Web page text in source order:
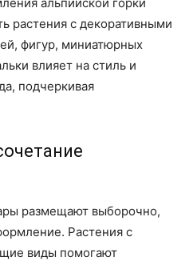
растения с декоративными
фигур, миниатюрных
влияет на стиль и
подчеркивая
размещают выборочно,
Растения с
виды помогают